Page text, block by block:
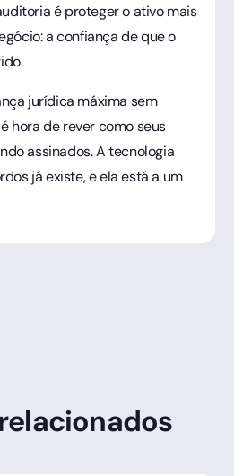
é proteger o ativo mais
a confiança de que o
jurídica máxima sem
hora de rever como seus
assinados. A tecnologia
já existe, e ela está a um